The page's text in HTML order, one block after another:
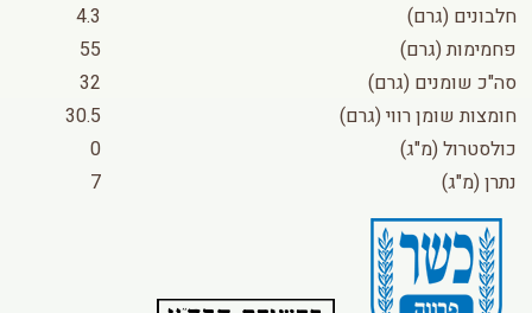
חלבונים (גרם)
4.3
פחמימות (גרם)
55
סה"כ שומנים (גרם)
32
חומצות שומן רווי (גרם)
30.5
כולסטרול (מ"ג)
0
נתרן (מ"ג)
7